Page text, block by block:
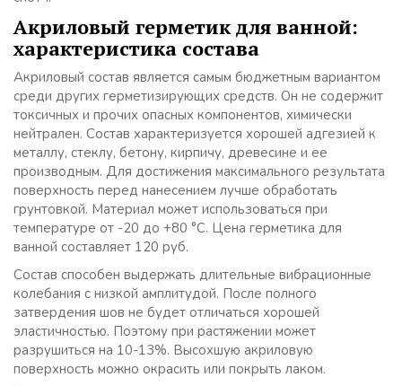
Акриловый герметик для ванной:
характеристика состава
Акриловый состав является самым бюджетным вариантом
среди других герметизирующих средств. Он не содержит
токсичных и прочих опасных компонентов, химически
нейтрален. Состав характеризуется хорошей адгезией к
металлу, стеклу, бетону, кирпичу, древесине и ее
производным. Для достижения максимального результата
поверхность перед нанесением лучше обработать
грунтовкой. Материал может использоваться при
температуре от -20 до +80 °С. Цена герметика для
ванной составляет 120 руб.
Состав способен выдержать длительные вибрационные
колебания с низкой амплитудой. После полного
затвердения шов не будет отличаться хорошей
эластичностью. Поэтому при растяжении может
разрушиться на 10-13%. Высохшую акриловую
поверхность можно окрасить или покрыть лаком.